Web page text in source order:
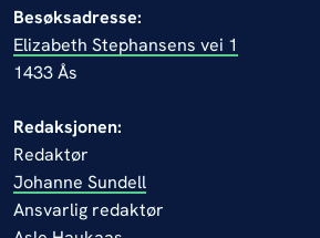
Besøksadresse:
Elizabeth Stephansens vei 1
1433 Ås
Redaksjonen:
Redaktør
Johanne Sundell
Ansvarlig redaktør